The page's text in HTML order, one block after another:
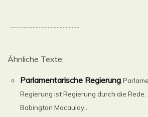
..............................................
Ähnliche Texte:
Parlamentarische Regierung
Regierung ist Regierung durch die Rede.
Babington Macaulay...